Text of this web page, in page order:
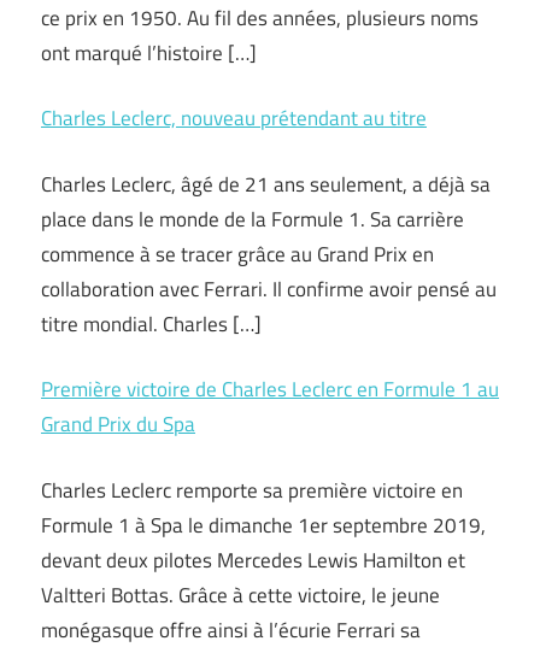
ce prix en 1950. Au fil des années, plusieurs noms
ont marqué l’histoire […]
Charles Leclerc, nouveau prétendant au titre
Charles Leclerc, âgé de 21 ans seulement, a déjà sa
place dans le monde de la Formule 1. Sa carrière
commence à se tracer grâce au Grand Prix en
collaboration avec Ferrari. Il confirme avoir pensé au
titre mondial. Charles […]
Première victoire de Charles Leclerc en Formule 1 au
Grand Prix du Spa
Charles Leclerc remporte sa première victoire en
Formule 1 à Spa le dimanche 1er septembre 2019,
devant deux pilotes Mercedes Lewis Hamilton et
Valtteri Bottas. Grâce à cette victoire, le jeune
monégasque offre ainsi à l’écurie Ferrari sa